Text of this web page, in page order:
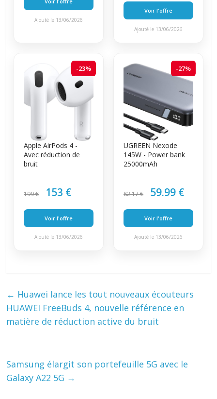
Ajouté le 13/06/2026
Voir l'offre
Ajouté le 13/06/2026
-23%
Apple AirPods 4 -
Avec réduction de
bruit
199 € 153 €
Voir l'offre
Ajouté le 13/06/2026
-27%
UGREEN Nexode
145W - Power bank
25000mAh
82.17 € 59.99 €
Voir l'offre
Ajouté le 13/06/2026
← Huawei lance les tout nouveaux écouteurs
HUAWEI FreeBuds 4, nouvelle référence en
matière de réduction active du bruit
Samsung élargit son portefeuille 5G avec le
Galaxy A22 5G →